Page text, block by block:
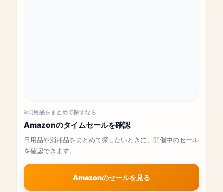
日用品をまとめて探すなら
Amazonのタイムセールを確認
日用品や消耗品をまとめて探したいときに、開催中のセール
を確認できます。
Amazonのセールを見る